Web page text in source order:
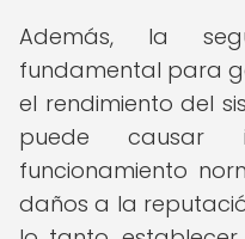
Además, la
fundamental para
el rendimiento del
puede causar
funcionamiento
daños a la